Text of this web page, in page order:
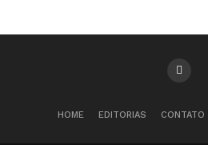
HOME EDITORIAS CONTATO